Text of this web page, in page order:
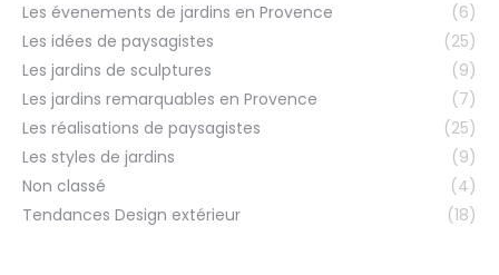
Les évenements de jardins en Provence
(6)
Les idées de paysagistes
(25)
Les jardins de sculptures
(9)
Les jardins remarquables en Provence
(7)
Les réalisations de paysagistes
(25)
Les styles de jardins
(9)
Non classé
(4)
Tendances Design extérieur
(18)